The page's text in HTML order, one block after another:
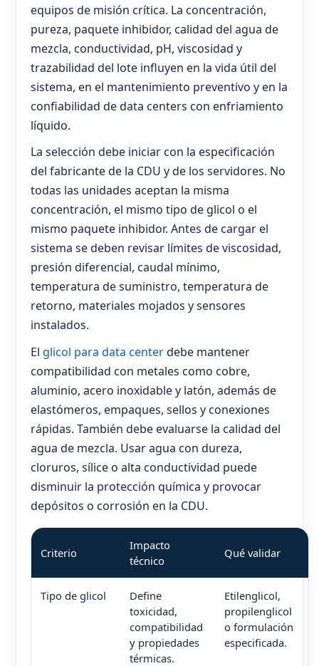
equipos de misión crítica. La concentración,
pureza, paquete inhibidor, calidad del agua de
mezcla, conductividad, pH, viscosidad y
trazabilidad del lote influyen en la vida útil del
sistema, en el mantenimiento preventivo y en la
confiabilidad de data centers con enfriamiento
líquido.
La selección debe iniciar con la especificación
del fabricante de la CDU y de los servidores. No
todas las unidades aceptan la misma
concentración, el mismo tipo de glicol o el
mismo paquete inhibidor. Antes de cargar el
sistema se deben revisar límites de viscosidad,
presión diferencial, caudal mínimo,
temperatura de suministro, temperatura de
retorno, materiales mojados y sensores
instalados.
El glicol para data centerdebe mantener
compatibilidad con metales como cobre,
aluminio, acero inoxidable y latón, además de
elastómeros, empaques, sellos y conexiones
rápidas. También debe evaluarse la calidad del
agua de mezcla. Usar agua con dureza,
cloruros, sílice o alta conductividad puede
disminuir la protección química y provocar
depósitos o corrosión en la CDU.
Criterio
Impacto
técnico
Qué validar
Tipo de glicol
Define
toxicidad,
compatibilidad
y propiedades
térmicas.
Etilenglicol,
propilenglicol
o formulación
especificada.